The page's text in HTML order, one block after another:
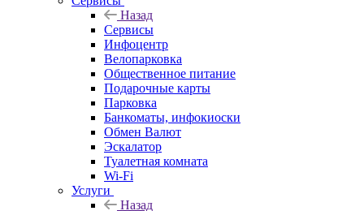
Назад
Сервисы
Инфоцентр
Велопарковка
Общественное питание
Подарочные карты
Парковка
Банкоматы, инфокиоски
Обмен Валют
Эскалатор
Туалетная комната
Wi-Fi
Услуги
Назад